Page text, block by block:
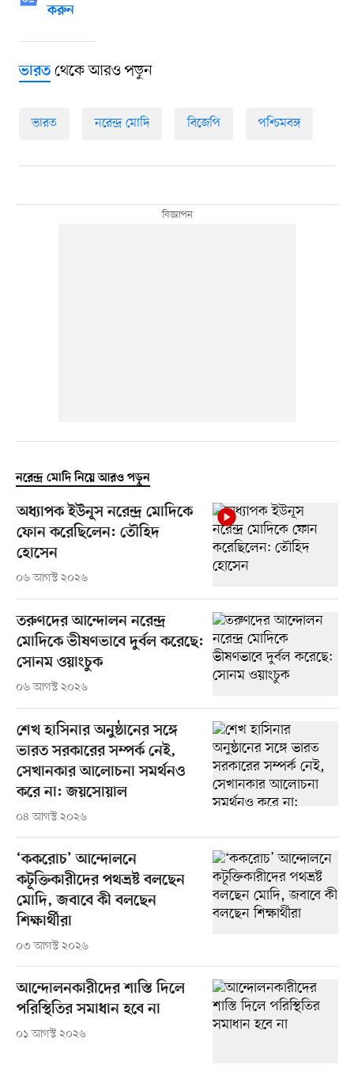
করুন
ভারতথেকে আরও পড়ুন
ভারত নরেন্দ্র মোদি বিজেপি পশ্চিমবঙ্গ
নরেন্দ্র মোদি নিয়ে আরও পড়ুন
অধ্যাপক ইউনূস নরেন্দ্র মোদিকে
ফোন করেছিলেন: তৌহিদ
হোসেন
০৬ আগস্ট ২০২৬
তরুণদের আন্দোলন নরেন্দ্র
মোদিকে ভীষণভাবে দুর্বল করেছে:
সোনম ওয়াংচুক
০৬ আগস্ট ২০২৬
শেখ হাসিনার অনুষ্ঠানের সঙ্গে
ভারত সরকারের সম্পর্ক নেই,
সেখানকার আলোচনা সমর্থনও
করে না: জয়সোয়াল
০৪ আগস্ট ২০২৬
‘ককরোচ’ আন্দোলনে
কটূক্তিকারীদের পথভ্রষ্ট বলছেন
মোদি, জবাবে কী বলছেন
শিক্ষার্থীরা
০৩ আগস্ট ২০২৬
আন্দোলনকারীদের শাস্তি দিলে
পরিস্থিতির সমাধান হবে না
০১ আগস্ট ২০২৬